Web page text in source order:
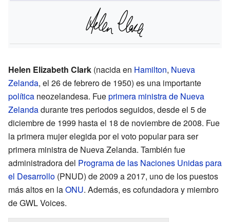
Helen Elizabeth Clark (nacida en Hamilton, Nueva
Zelanda, el 26 de febrero de 1950) es una importante
política neozelandesa. Fueprimera ministra de Nueva
Zelandadurante tres periodos seguidos, desde el 5 de
diciembre de 1999 hasta el 18 de noviembre de 2008. Fue
la primera mujer elegida por el voto popular para ser
primera ministra de Nueva Zelanda. También fue
administradora del Programa de las Naciones Unidas para
el Desarrollo (PNUD) de 2009 a 2017, uno de los puestos
más altos en laONU. Además, es cofundadora y miembro
de GWL Voices.